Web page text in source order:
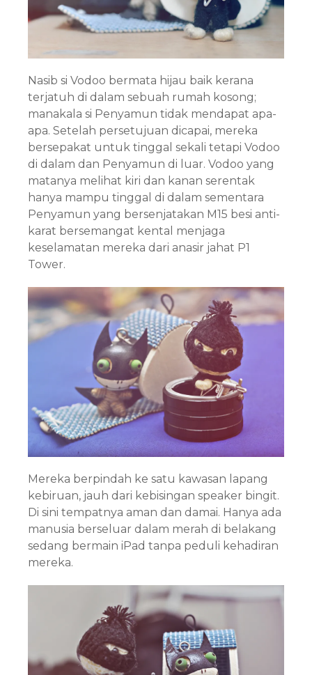
Nasib si Vodoo bermata hijau baik kerana
terjatuh di dalam sebuah rumah kosong;
manakala si Penyamun tidak mendapat apa-
apa. Setelah persetujuan dicapai, mereka
bersepakat untuk tinggal sekali tetapi Vodoo
di dalam dan Penyamun di luar. Vodoo yang
matanya melihat kiri dan kanan serentak
hanya mampu tinggal di dalam sementara
Penyamun yang bersenjatakan M15 besi anti-
karat bersemangat kental menjaga
keselamatan mereka dari anasir jahat P1
Tower.
Mereka berpindah ke satu kawasan lapang
kebiruan, jauh dari kebisingan speaker bingit.
Di sini tempatnya aman dan damai. Hanya ada
manusia berseluar dalam merah di belakang
sedang bermain iPad tanpa peduli kehadiran
mereka.